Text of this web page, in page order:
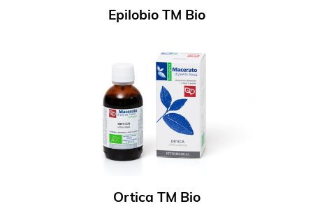
Epilobio TM Bio
Ortica TM Bio